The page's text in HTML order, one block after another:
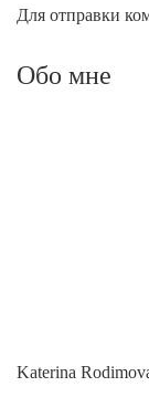
Для отправки
Обо мне
Katerina